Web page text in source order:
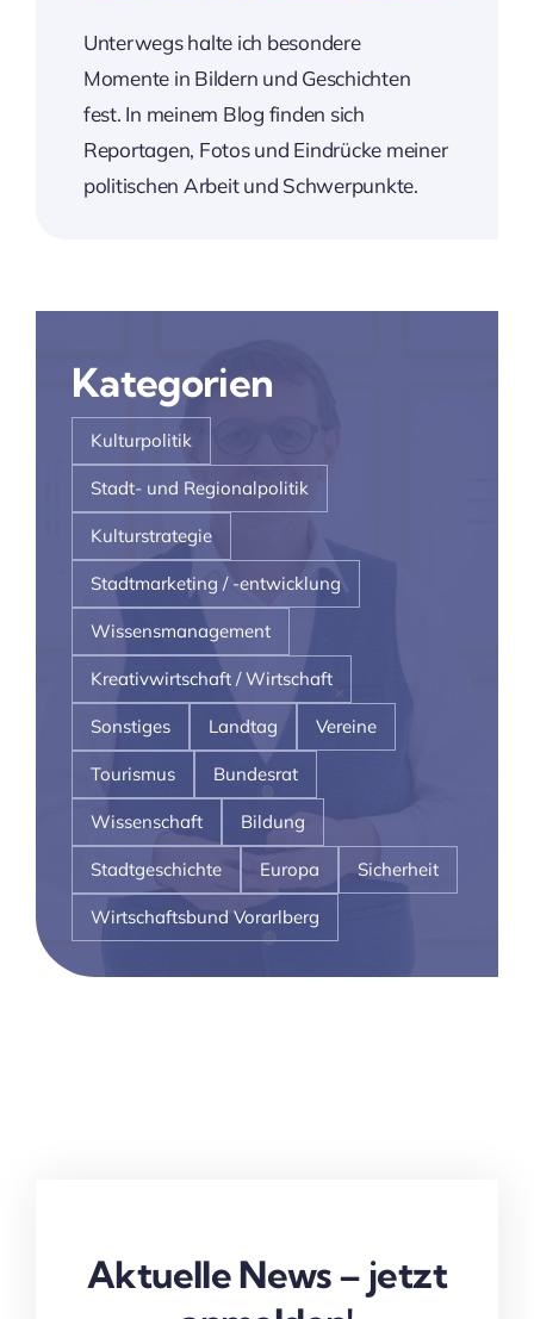
Unterwegs halte ich besondere
Momente in Bildern und Geschichten
fest. In meinem Blog finden sich
Reportagen, Fotos und Eindrücke meiner
politischen Arbeit und Schwerpunkte.
Kategorien
Kulturpolitik
Stadt- und Regionalpolitik
Kulturstrategie
Stadtmarketing / -entwicklung
Wissensmanagement
Kreativwirtschaft / Wirtschaft
Sonstiges Landtag Vereine
Tourismus Bundesrat
Wissenschaft Bildung
Stadtgeschichte Europa Sicherheit
Wirtschaftsbund Vorarlberg
Aktuelle News – jetzt